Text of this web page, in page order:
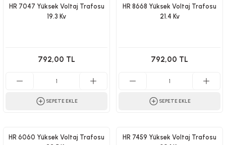
HR 7047 Yüksek Voltaj Trafosu
19.3 Kv
792,00 TL
SEPETE EKLE
HR 8668 Yüksek Voltaj Trafosu
21.4 Kv
792,00 TL
SEPETE EKLE
HR 6060 Yüksek Voltaj Trafosu
HR 7459 Yüksek Voltaj Trafosu